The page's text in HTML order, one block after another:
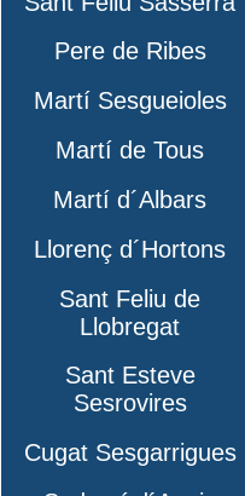
Pere de Ribes
Martí Sesgueioles
Martí de Tous
Martí d´Albars
Llorenç d´Hortons
Sant Feliu de
Llobregat
Sant Esteve
Sesrovires
Cugat Sesgarrigues